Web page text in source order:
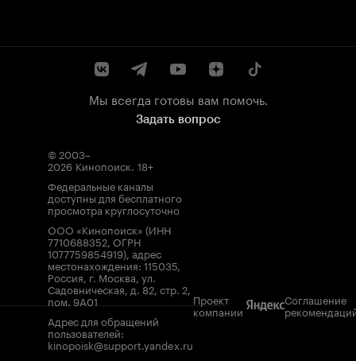
Мы всегда готовы вам помочь.
Задать вопрос
© 2003–
2026 Кинопоиск. 18+
Федеральные каналы
доступны для бесплатного
просмотра круглосуточно
ООО «Кинопоиск» (ИНН
7710688352, ОГРН
1077759854919), адрес
местонахождения: 115035,
Россия, г. Москва, ул.
Садовническая, д. 82, стр. 2,
пом. 9А01
Адрес для обращений
пользователей:
kinopoisk@support.yandex.ru
Проект
компании
Соглашение